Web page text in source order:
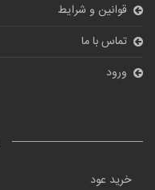
قوانین و شرایط
تماس با ما
ورود
خرید عود